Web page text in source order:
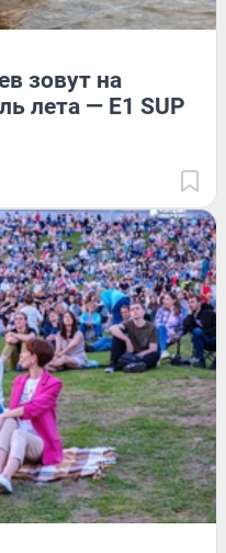
зовут на
лета — E1 SUP